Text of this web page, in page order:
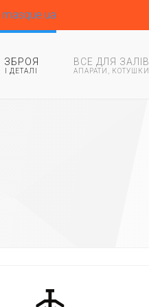
masque.ua
ЗБРОЯ
І ДЕТАЛІ
ВСЕ ДЛЯ ЗАЛІВ
АПАРАТИ, КОТУШКИ